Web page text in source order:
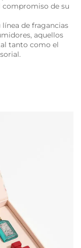
compromiso de su
de fragancias
aquellos
tanto como el